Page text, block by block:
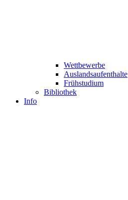
Wettbewerbe
Auslandsaufenthalte
Frühstudium
Bibliothek
Info